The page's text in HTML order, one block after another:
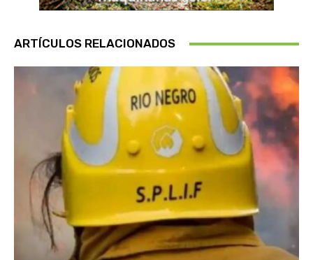
ARTÍCULOS RELACIONADOS